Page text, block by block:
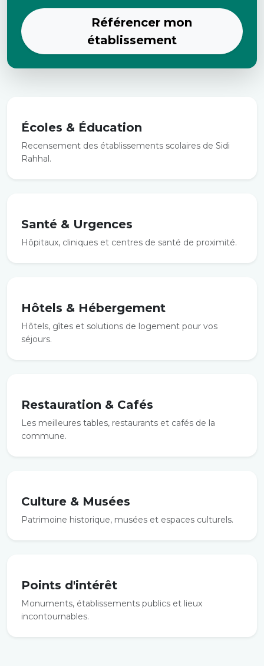
Référencer mon
établissement
Écoles & Éducation
Recensement des établissements scolaires de Sidi
Rahhal.
Santé & Urgences
Hôpitaux, cliniques et centres de santé de proximité.
Hôtels & Hébergement
Hôtels, gîtes et solutions de logement pour vos
séjours.
Restauration & Cafés
Les meilleures tables, restaurants et cafés de la
commune.
Culture & Musées
Patrimoine historique, musées et espaces culturels.
Points d'intérêt
Monuments, établissements publics et lieux
incontournables.